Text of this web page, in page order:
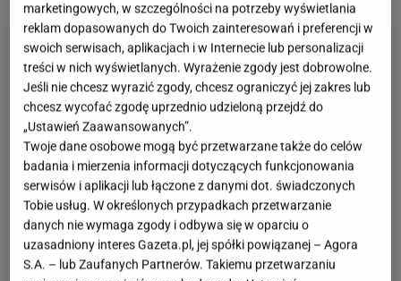
marketingowych, w szczególności na potrzeby wyświetlania
reklam dopasowanych do Twoich zainteresowań i preferencji w
swoich serwisach, aplikacjach i w Internecie lub personalizacji
treści w nich wyświetlanych. Wyrażenie zgody jest dobrowolne.
Jeśli nie chcesz wyrazić zgody, chcesz ograniczyć jej zakres lub
chcesz wycofać zgodę uprzednio udzieloną przejdź do
„Ustawień Zaawansowanych”.
Twoje dane osobowe mogą być przetwarzane także do celów
badania i mierzenia informacji dotyczących funkcjonowania
serwisów i aplikacji lub łączone z danymi dot. świadczonych
Tobie usług. W określonych przypadkach przetwarzanie
danych nie wymaga zgody i odbywa się w oparciu o
uzasadniony interes Gazeta.pl, jej spółki powiązanej – Agora
S.A. – lub Zaufanych Partnerów. Takiemu przetwarzaniu